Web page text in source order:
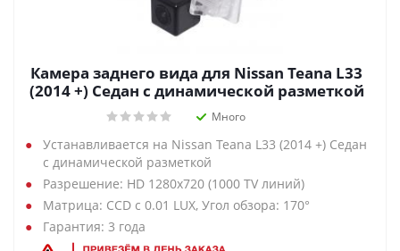
Камера заднего вида для Nissan Teana L33
(2014 +) Седан с динамической разметкой
Много
Устанавливается на Nissan Teana L33 (2014 +) Седан
с динамической разметкой
Разрешение: HD 1280х720 (1000 TV линий)
Матрица: CCD с 0.01 LUX, Угол обзора: 170°
Гарантия: 3 года